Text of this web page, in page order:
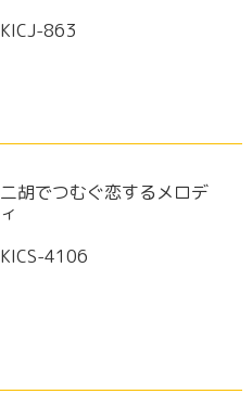
KICJ-863
二胡でつむぐ恋するメロデ
ィ
KICS-4106